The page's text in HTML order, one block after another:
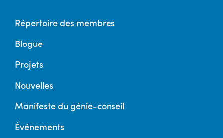
Répertoire des membres
Blogue
Projets
Nouvelles
Manifeste du génie-conseil
Événements